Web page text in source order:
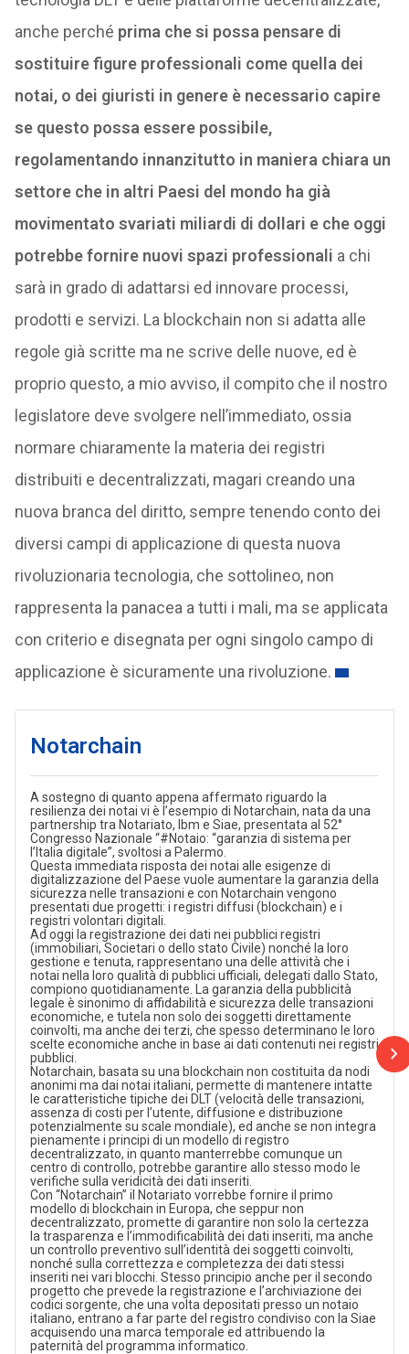
anche perché prima che si possa pensare di
sostituire figure professionali come quella dei
notai, o dei giuristi in genere è necessario capire
se questo possa essere possibile,
regolamentando innanzitutto in maniera chiara un
settore che in altri Paesi del mondo ha già
movimentato svariati miliardi di dollari e che oggi
potrebbe fornire nuovi spazi professionali a chi
sarà in grado di adattarsi ed innovare processi,
prodotti e servizi. La blockchain non si adatta alle
regole già scritte ma ne scrive delle nuove, ed è
proprio questo, a mio avviso, il compito che il nostro
legislatore deve svolgere nell’immediato, ossia
normare chiaramente la materia dei registri
distribuiti e decentralizzati, magari creando una
nuova branca del diritto, sempre tenendo conto dei
diversi campi di applicazione di questa nuova
rivoluzionaria tecnologia, che sottolineo, non
rappresenta la panacea a tutti i mali, ma se applicata
con criterio e disegnata per ogni singolo campo di
applicazione è sicuramente una rivoluzione.
Notarchain
A sostegno di quanto appena affermato riguardo la
resilienza dei notai vi è l’esempio di Notarchain, nata da una
partnership tra Notariato, Ibm e Siae, presentata al 52°
Congresso Nazionale “#Notaio: “garanzia di sistema per
l’Italia digitale”, svoltosi a Palermo.
Questa immediata risposta dei notai alle esigenze di
digitalizzazione del Paese vuole aumentare la garanzia della
sicurezza nelle transazioni e con Notarchain vengono
presentati due progetti: i registri diffusi (blockchain) e i
registri volontari digitali.
Ad oggi la registrazione dei dati nei pubblici registri
(immobiliari, Societari o dello stato Civile) nonché la loro
gestione e tenuta, rappresentano una delle attività che i
notai nella loro qualità di pubblici ufficiali, delegati dallo Stato,
compiono quotidianamente. La garanzia della pubblicità
legale è sinonimo di affidabilità e sicurezza delle transazioni
economiche, e tutela non solo dei soggetti direttamente
coinvolti, ma anche dei terzi, che spesso determinano le loro
scelte economiche anche in base ai dati contenuti nei registri
pubblici.
Notarchain, basata su una blockchain non costituita da nodi
anonimi ma dai notai italiani, permette di mantenere intatte
le caratteristiche tipiche dei DLT (velocità delle transazioni,
assenza di costi per l’utente, diffusione e distribuzione
potenzialmente su scale mondiale), ed anche se non integra
pienamente i principi di un modello di registro
decentralizzato, in quanto manterrebbe comunque un
centro di controllo, potrebbe garantire allo stesso modo le
verifiche sulla veridicità dei dati inseriti.
Con “Notarchain” il Notariato vorrebbe fornire il primo
modello di blockchain in Europa, che seppur non
decentralizzato, promette di garantire non solo la certezza
la trasparenza e l’immodificabilità dei dati inseriti, ma anche
un controllo preventivo sull’identità dei soggetti coinvolti,
nonché sulla correttezza e completezza dei dati stessi
inseriti nei vari blocchi. Stesso principio anche per il secondo
progetto che prevede la registrazione e l’archiviazione dei
codici sorgente, che una volta depositati presso un notaio
italiano, entrano a far parte del registro condiviso con la Siae
acquisendo una marca temporale ed attribuendo la
paternità del programma informatico.